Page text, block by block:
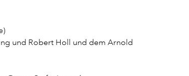
und Robert Holl und dem Arnold